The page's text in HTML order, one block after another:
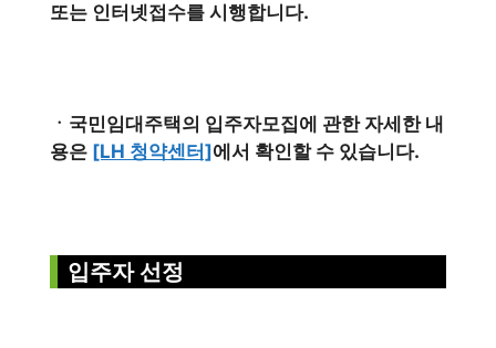
또는 인터넷접수를 시행합니다.
ㆍ국민임대주택의 입주자모집에 관한 자세한 내
용은 [LH 청약센터]에서 확인할 수 있습니다.
입주자 선정